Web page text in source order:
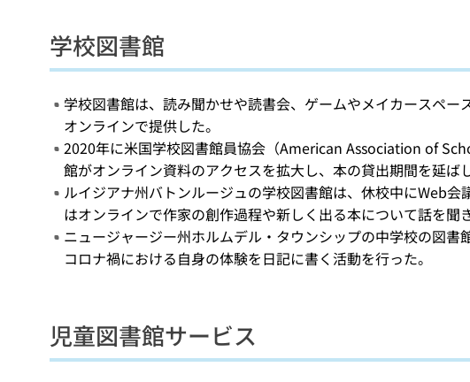
学校図書館
学校図書館は、読み聞かせや読書会、ゲームやメイカースペ
オンラインで提供した。
2020年に米国学校図書館員協会（American Association of
館がオンライン資料のアクセスを拡大し、本の貸出期間を延ば
ルイジアナ州バトンルージュの学校図書館は、休校中にWeb
はオンラインで作家の創作過程や新しく出る本について話を聞
ニュージャージー州ホルムデル・タウンシップの中学校の図
コロナ禍における自身の体験を日記に書く活動を行った。
児童図書館サービス